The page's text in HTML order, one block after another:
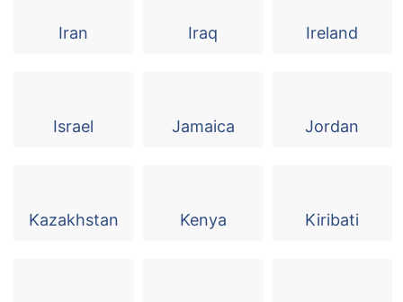
Iran Iraq Ireland
Israel Jamaica Jordan
Kazakhstan Kenya Kiribati